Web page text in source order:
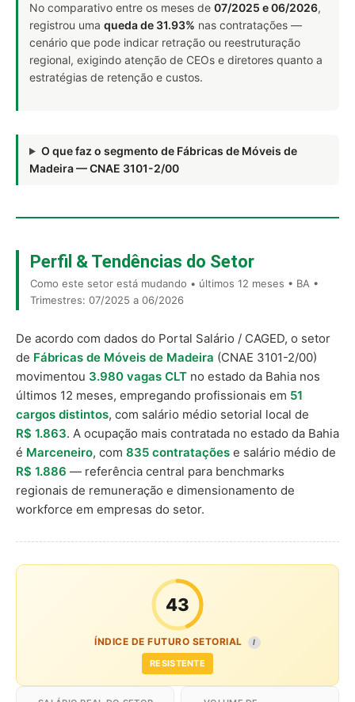
No comparativo entre os meses de 07/2025 e 06/2026,
registrou uma queda de 31.93% nas contratações —
cenário que pode indicar retração ou reestruturação
regional, exigindo atenção de CEOs e diretores quanto a
estratégias de retenção e custos.
O que faz o segmento de Fábricas de Móveis de
Madeira — CNAE 3101-2/00
Perfil & Tendências do Setor
Como este setor está mudando • últimos 12 meses • BA •
Trimestres: 07/2025 a 06/2026
De acordo com dados do Portal Salário / CAGED, o setor
de Fábricas de Móveis de Madeira (CNAE 3101-2/00)
movimentou 3.980 vagas CLT no estado da Bahia nos
últimos 12 meses, empregando profissionais em 51
cargos distintos, com salário médio setorial local de
R$ 1.863. A ocupação mais contratada no estado da Bahia
é Marceneiro, com 835 contratações e salário médio de
R$ 1.886 — referência central para benchmarks
regionais de remuneração e dimensionamento de
workforce em empresas do setor.
43
ÍNDICE DE FUTURO SETORIAL I
RESISTENTE